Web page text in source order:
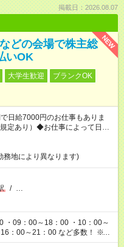
掲載日：2026.08.07
NEW
どの会場で株主総
いOK
大学生歓迎
ブランクOK
日給7000円のお仕事もありま
あり）◆お仕事によって日給も
務地により異なります)
/ …
・09：00～18：00 ・10：00～
：00 など多数！ ※お
す